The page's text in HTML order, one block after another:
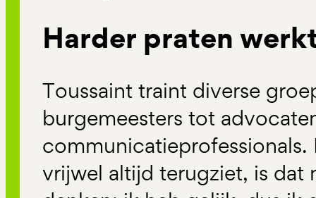
Harder praten
Toussaint traint diverse
burgemeesters tot
communicatieprofessionals.
vrijwel altijd terugziet, is dat